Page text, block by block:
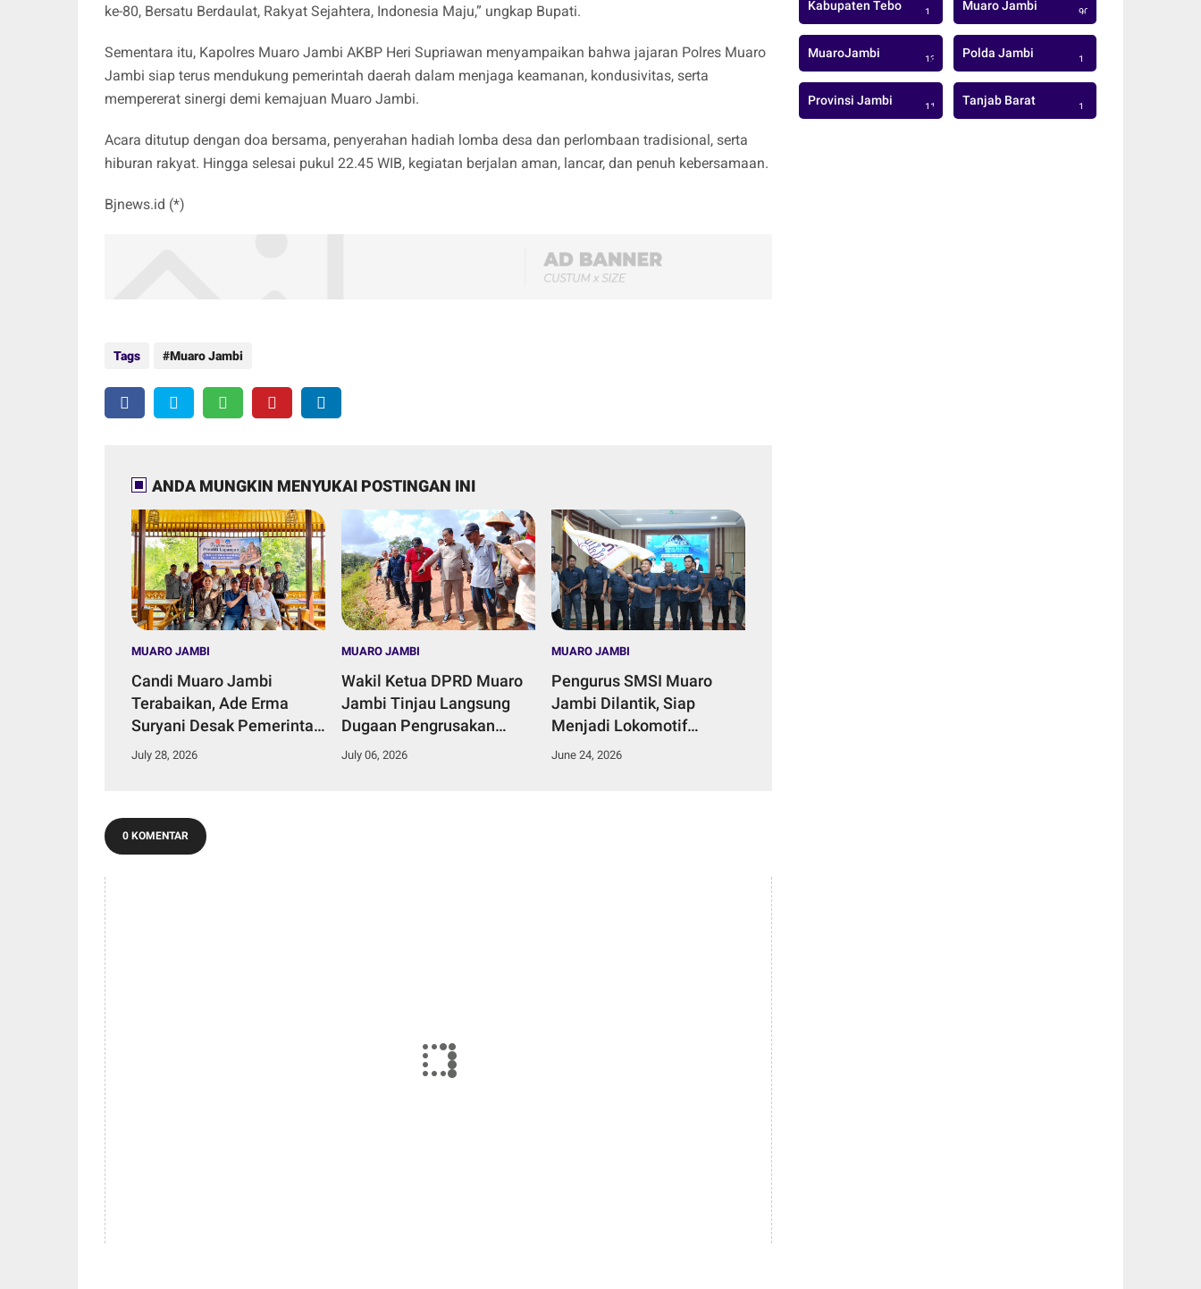
ke-80, Bersatu Berdaulat, Rakyat Sejahtera, Indonesia Maju,” ungkap Bupati.
Sementara itu, Kapolres Muaro Jambi AKBP Heri Supriawan menyampaikan bahwa jajaran Polres Muaro
Jambi siap terus mendukung pemerintah daerah dalam menjaga keamanan, kondusivitas, serta
mempererat sinergi demi kemajuan Muaro Jambi.
Acara ditutup dengan doa bersama, penyerahan hadiah lomba desa dan perlombaan tradisional, serta
hiburan rakyat. Hingga selesai pukul 22.45 WIB, kegiatan berjalan aman, lancar, dan penuh kebersamaan.
Bjnews.id (*)
Tags Muaro Jambi
ANDA MUNGKIN MENYUKAI POSTINGAN INI
MUARO JAMBI
Candi Muaro Jambi
Terabaikan, Ade Erma
Suryani Desak Pemerintah
Daerah Perkuat Komitmen
July 28, 2026
MUARO JAMBI
Wakil Ketua DPRD Muaro
Jambi Tinjau Langsung
Dugaan Pengrusakan
Aliran Sungai di Desa
July 06, 2026
MUARO JAMBI
Pengurus SMSI Muaro
Jambi Dilantik, Siap
Menjadi Lokomotif
Penggerak Informasi yang
June 24, 2026
0 KOMENTAR
Kabupaten Tebo 1 Muaro Jambi 906
MuaroJambi 137 Polda Jambi 1
Provinsi Jambi 113 Tanjab Barat 1